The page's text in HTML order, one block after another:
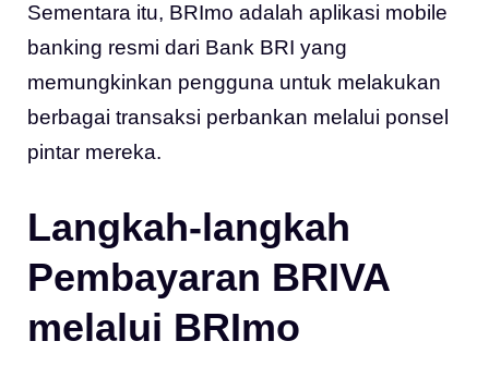
Sementara itu, BRImo adalah aplikasi mobile
banking resmi dari Bank BRI yang
memungkinkan pengguna untuk melakukan
berbagai transaksi perbankan melalui ponsel
pintar mereka.
Langkah-langkah
Pembayaran BRIVA
melalui BRImo